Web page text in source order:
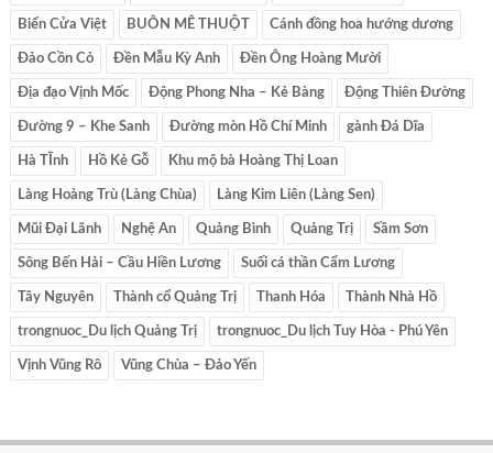
Biển Cửa Việt BUÔN MÊ THUỘT Cánh đồng hoa hướng dương
Đảo Cồn Cỏ Đền Mẫu Kỳ Anh Đền Ông Hoàng Mười
Địa đạo Vịnh Mốc Động Phong Nha – Kẻ Bàng Động Thiên Đường
Đường 9 – Khe Sanh Đường mòn Hồ Chí Minh gành Đá Dĩa
Hà TĨnh Hồ Kẻ Gỗ Khu mộ bà Hoàng Thị Loan
Làng Hoàng Trù (Làng Chùa) Làng Kim Liên (Làng Sen)
Mũi Đại Lãnh Nghệ An Quảng Bình Quảng Trị Sầm Sơn
Sông Bến Hải – Cầu Hiền Lương Suối cá thần Cẩm Lương
Tây Nguyên Thành cổ Quảng Trị Thanh Hóa Thành Nhà Hồ
trongnuoc_Du lịch Quảng Trị trongnuoc_Du lịch Tuy Hòa - Phú Yên
Vịnh Vũng Rô Vũng Chùa – Đảo Yến